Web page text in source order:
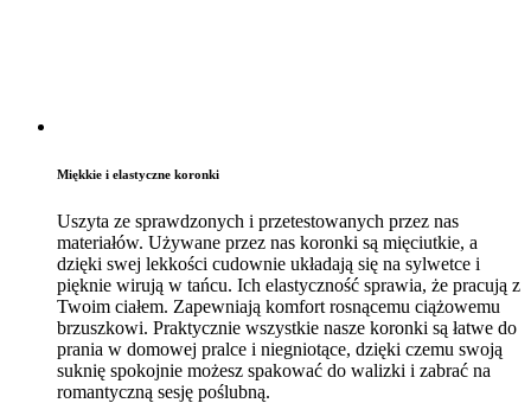
Miękkie i elastyczne koronki
Uszyta ze sprawdzonych i przetestowanych przez nas
materiałów. Używane przez nas koronki są mięciutkie, a
dzięki swej lekkości cudownie układają się na sylwetce i
pięknie wirują w tańcu. Ich elastyczność sprawia, że pracują z
Twoim ciałem. Zapewniają komfort rosnącemu ciążowemu
brzuszkowi. Praktycznie wszystkie nasze koronki są łatwe do
prania w domowej pralce i niegniotące, dzięki czemu swoją
suknię spokojnie możesz spakować do walizki i zabrać na
romantyczną sesję poślubną.